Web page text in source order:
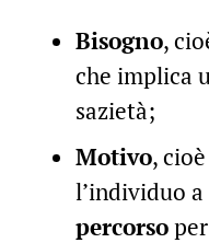
Bisogno,
che implica
sazietà;
Motivo,
l’individuo a
percorsoper